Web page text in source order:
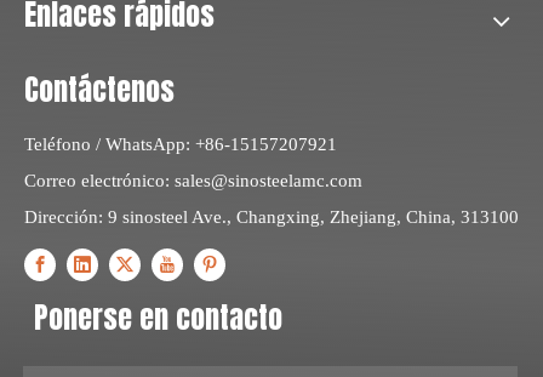
Enlaces rápidos
Contáctenos
Teléfono / WhatsApp: +86-15157207921
Correo electrónico: sales@sinosteelamc.com
Dirección: 9 sinosteel Ave., Changxing, Zhejiang, China, 313100
Ponerse en contacto